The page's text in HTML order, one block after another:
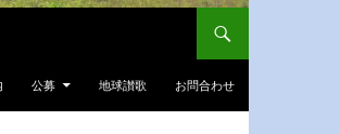
公募 地球讃歌 お問合わせ